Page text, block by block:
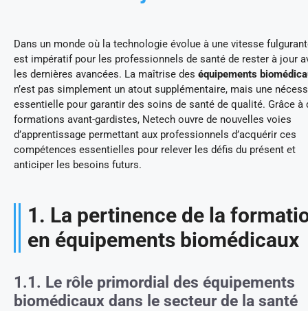
Dans un monde où la technologie évolue à une vitesse
est impératif pour les professionnels de santé de rester à jour
les dernières avancées. La maîtrise des équipements
n’est pas simplement un atout supplémentaire, mais une
essentielle pour garantir des soins de santé de qualité. Grâce à
formations avant-gardistes, Netech ouvre de nouvelles voies
d’apprentissage permettant aux professionnels d’acquérir ces
compétences essentielles pour relever les défis du présent et
anticiper les besoins futurs.
1. La pertinence de la
en équipements biomédicaux
1.1. Le rôle primordial des équipements
biomédicaux dans le secteur de la santé